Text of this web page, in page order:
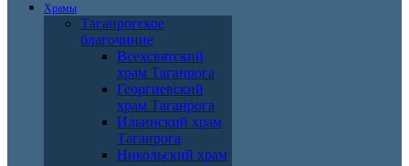
Храмы
Таганрогское
благочиние
Всехсвятский
храм Таганрога
Георгиевский
храм Таганрога
Ильинский храм
Таганрога
Никольский храм